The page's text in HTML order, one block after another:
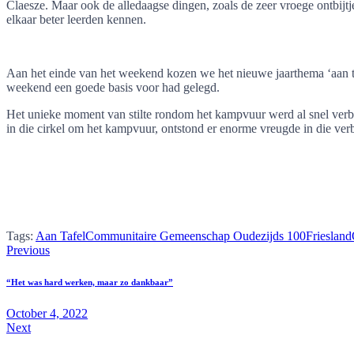
Claesze. Maar ook de alledaagse dingen, zoals de zeer vroege
elkaar beter leerden kennen.
Aan het einde van het weekend kozen we het nieuwe jaarthema
weekend een goede basis voor had gelegd.
Het unieke moment van stilte rondom het kampvuur werd al snel
in die cirkel om het kampvuur, ontstond er enorme vreugde in die
Tags: Aan TafelCommunitaire Gemeenschap Oudezijds 100Friesland
Post
navigation
Previous
“Het was hard werken, maar zo dankbaar”
October 4, 2022
Next